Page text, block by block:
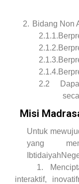
2. Bidang Non
2.1.1.
2.1.2.
2.1.3.
2.1.4.
2.2 Dapat
Misi
Untuk
yang
1.
Men
interaktif,